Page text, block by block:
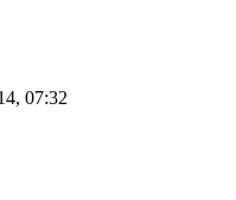
07:32